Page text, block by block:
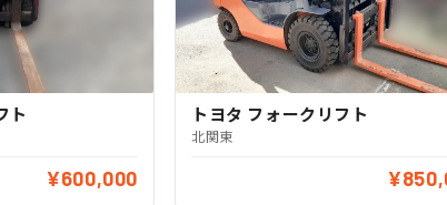
ト
¥600,000
トヨタ フォークリフト
北関東